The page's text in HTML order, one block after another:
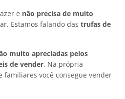
e não precisa de muito
Estamos falando das trufas de
muito apreciadas pelos
de vender. Na própria
familiares você consegue vender